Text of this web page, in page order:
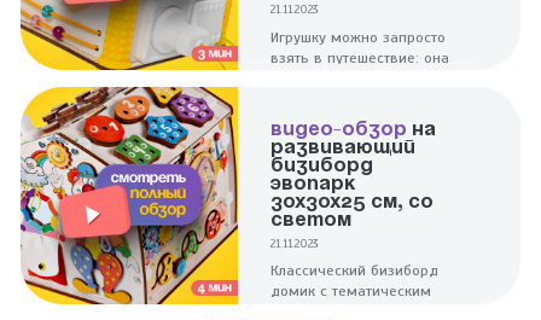
21.11.2023
Игрушку можно запросто
взять в путешествие: она
ВИДЕО-ОБЗОР НА
РАЗВИВАЮЩИЙ
БИЗИБОРД
ЭВОПАРК
30Х30Х25 СМ, СО
СВЕТОМ
21.11.2023
Классический бизиборд
домик с тематическим